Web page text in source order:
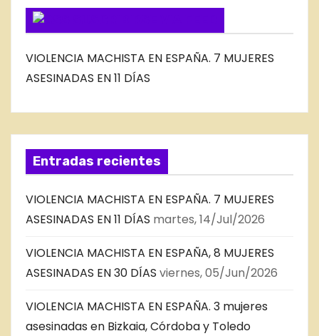
VIOLENCIA MACHISTA EN ESPAÑA. 7 MUJERES
ASESINADAS EN 11 DÍAS
Entradas recientes
VIOLENCIA MACHISTA EN ESPAÑA. 7 MUJERES
ASESINADAS EN 11 DÍAS martes, 14/Jul/2026
VIOLENCIA MACHISTA EN ESPAÑA, 8 MUJERES
ASESINADAS EN 30 DÍAS viernes, 05/Jun/2026
VIOLENCIA MACHISTA EN ESPAÑA. 3 mujeres
asesinadas en Bizkaia, Córdoba y Toledo